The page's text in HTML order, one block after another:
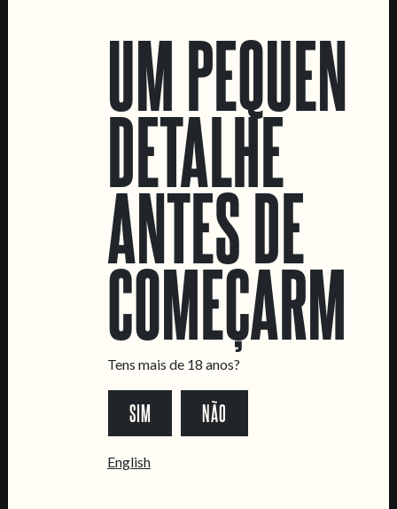
Marvila Taproom
Intendente Taproom
CONTACTA-NOS
Quero vender as vossas cervejas!
Tours e eventos privados
Livro de Reclamações
UM PEQUENO
DETALHE
ANTES DE
Tens mais de 18 anos?
SIM NÃO
English